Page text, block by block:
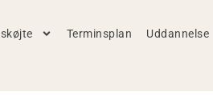
Terminsplan Uddannelse